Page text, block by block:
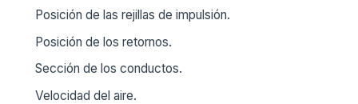
Posición de las rejillas de impulsión.
Posición de los retornos.
Sección de los conductos.
Velocidad del aire.